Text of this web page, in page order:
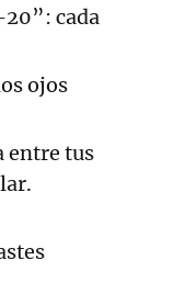
cada
ojos
entre tus